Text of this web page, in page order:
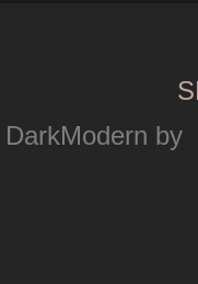
DarkModern by